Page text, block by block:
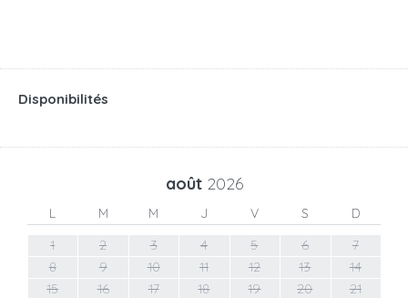
Disponibilités
août 2026
L M M J V S
D
1
2 3 4 5 6
7
8
9 10 11 12 13
14
15
16 17 18 19 20
21